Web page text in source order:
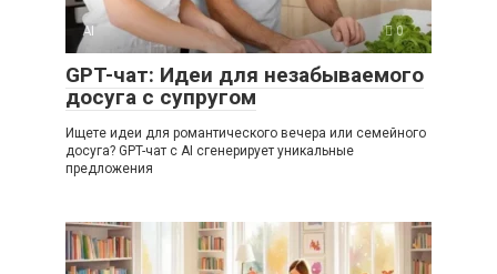
AI 0
GPT-чат: Идеи для незабываемого
досуга с супругом
Ищете идеи для романтического вечера или семейного
досуга? GPT-чат с AI сгенерирует уникальные
предложения